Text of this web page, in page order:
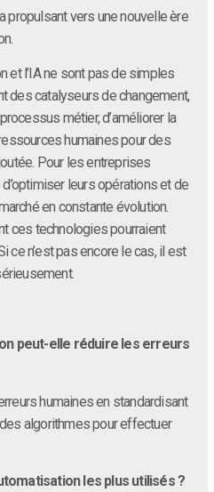
propulsant vers une nouvelle ère
et l’IA ne sont pas de simples
des catalyseurs de changement,
métier, d’améliorer la
humaines pour des
Pour les entreprises
d’optimiser leurs opérations et de
en constante évolution.
ces technologies pourraient
ce n’est pas encore le cas, il est
peut-elle réduire les erreurs
humaines en standardisant
algorithmes pour effectuer
les plus utilisés ?